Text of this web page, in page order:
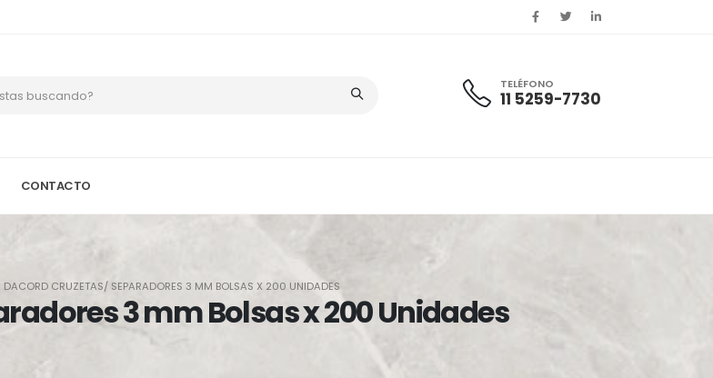
TELÉFONO
11 5259-7730
CONTACTO
3 mm Bolsas x 200 Unidades
DACORD CRUZETAS/ SEPARADORES 3 MM BOLSAS X 200 UNIDADES